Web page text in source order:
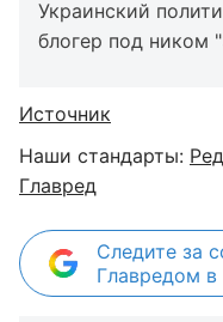
Украинский
блогер под ником
Источник
Наши стандарты:
Главред
Следите за
Главредом в